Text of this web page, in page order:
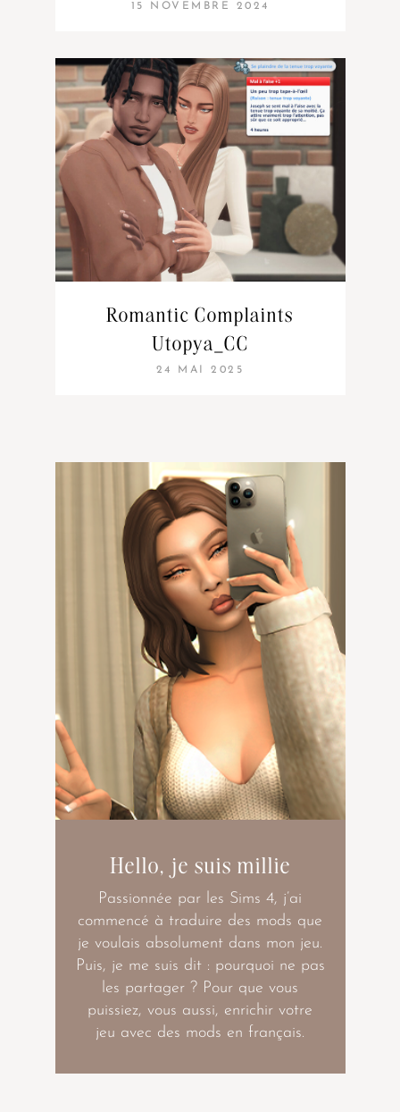
15 NOVEMBRE 2024
Romantic Complaints
Utopya_CC
24 MAI 2025
Hello, je suis millie
Passionnée par les Sims 4, j’ai
commencé à traduire des mods que
je voulais absolument dans mon jeu.
Puis, je me suis dit : pourquoi ne pas
les partager ? Pour que vous
puissiez, vous aussi, enrichir votre
jeu avec des mods en français.